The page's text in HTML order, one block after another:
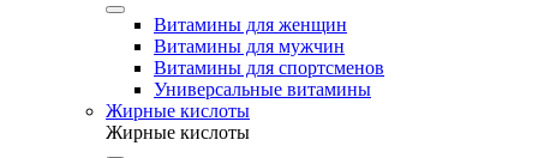
Витамины для женщин
Витамины для мужчин
Витамины для спортсменов
Универсальные витамины
Жирные кислоты
Жирные кислоты